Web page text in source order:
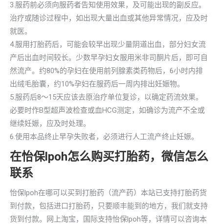
3.服药前必须向服药者告知使用效果，及可能出现的副反应。
治疗或随诊过程中，如出现大量出血或其他异常情况，应及时
就医。
4.服用打胎药后，可能会较早出现少量阴道出血，部分妇女流
产后出血时间较长。少数早孕妇女服用米非司酮片后，即可自
然流产。约80%的孕妇在使用前列腺素类药物后，6小时内排
出绒毛胎囊，约10%孕妇在服药后一周内排出妊娠物。
5.服药后8～15天应该去原治疗单位复诊，以确定药流效果。
必要时作B型超声波检查或血HCG测定，如确诊为流产不全或
继续妊娠，应及时处理。
6.使用本品终止早孕失败者，必须进行人工流产终止妊娠。
在怡保lpoh怎么购买打胎药，微信怎么
联系
怡保lpoh在哪可以买到打胎药（流产药）本站已支持打胎药货
到付款，包括进口打胎药，只要顺丰能到的地方，我们就支持
货到付款。网上淘宝，国际支持怡保lpoh等，详情可以咨询本